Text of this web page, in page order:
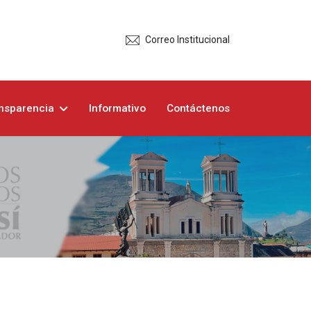
Correo Institucional
Informativo Contáctenos